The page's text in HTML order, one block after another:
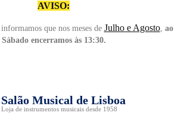
AVISO:
que nos meses de Julho e Agosto, ao
Sábado encerramos às 13:30.
Salão Musical de Lisboa
Loja de instrumentos musicais desde 1958